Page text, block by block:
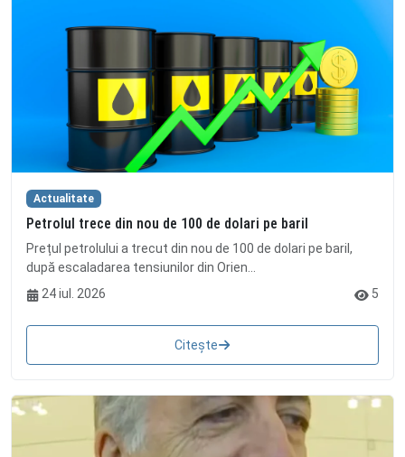
Actualitate
Petrolul trece din nou de 100 de dolari pe baril
Prețul petrolului a trecut din nou de 100 de dolari pe baril,
după escaladarea tensiunilor din Orien...
24 iul. 2026
5
Citește